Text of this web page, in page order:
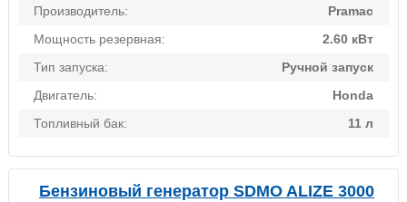
Производитель:
Pramac
Мощность резервная:
2.60 кВт
Тип запуска:
Ручной запуск
Двигатель:
Honda
Топливный бак:
11 л
Бензиновый генератор SDMO ALIZE 3000